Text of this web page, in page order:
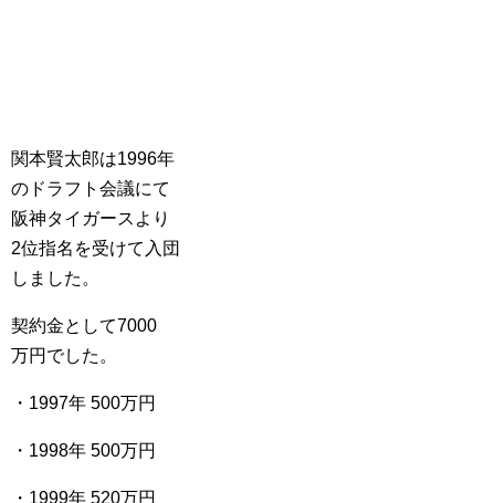
関本賢太郎は1996年
のドラフト会議にて
阪神タイガースより
2位指名を受けて入団
しました。
契約金として7000
万円でした。
・1997年 500万円
・1998年 500万円
・1999年 520万円